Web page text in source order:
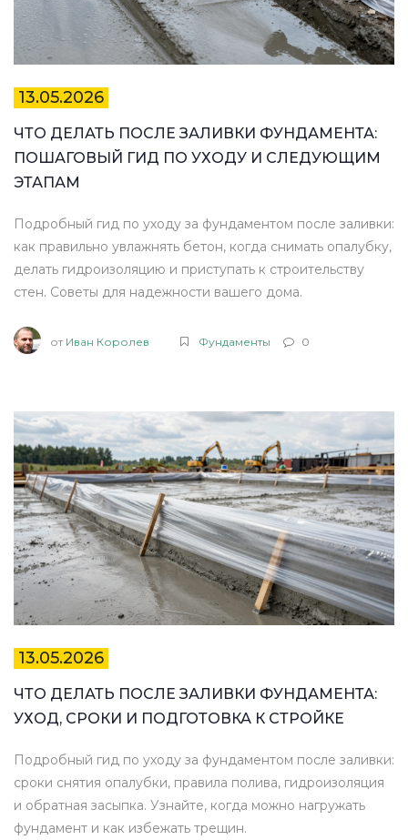
13.05.2026
ЧТО ДЕЛАТЬ ПОСЛЕ ЗАЛИВКИ ФУНДАМЕНТА:
ПОШАГОВЫЙ ГИД ПО УХОДУ И СЛЕДУЮЩИМ
ЭТАПАМ
Подробный гид по уходу за фундаментом после заливки:
как правильно увлажнять бетон, когда снимать опалубку,
делать гидроизоляцию и приступать к строительству
стен. Советы для надежности вашего дома.
от Иван Королев Фундаменты 0
13.05.2026
ЧТО ДЕЛАТЬ ПОСЛЕ ЗАЛИВКИ ФУНДАМЕНТА:
УХОД, СРОКИ И ПОДГОТОВКА К СТРОЙКЕ
Подробный гид по уходу за фундаментом после заливки:
сроки снятия опалубки, правила полива, гидроизоляция
и обратная засыпка. Узнайте, когда можно нагружать
фундамент и как избежать трещин.